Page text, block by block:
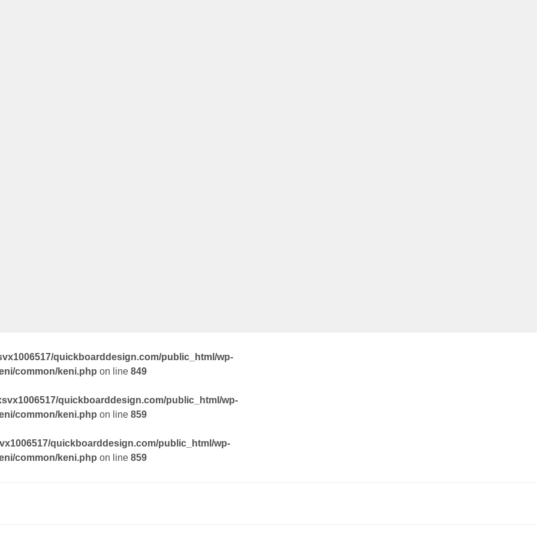
quickboarddesign.com/public_html/wp-
common/keni.php on line 849
quickboarddesign.com/public_html/wp-
common/keni.php on line 859
quickboarddesign.com/public_html/wp-
common/keni.php on line 859